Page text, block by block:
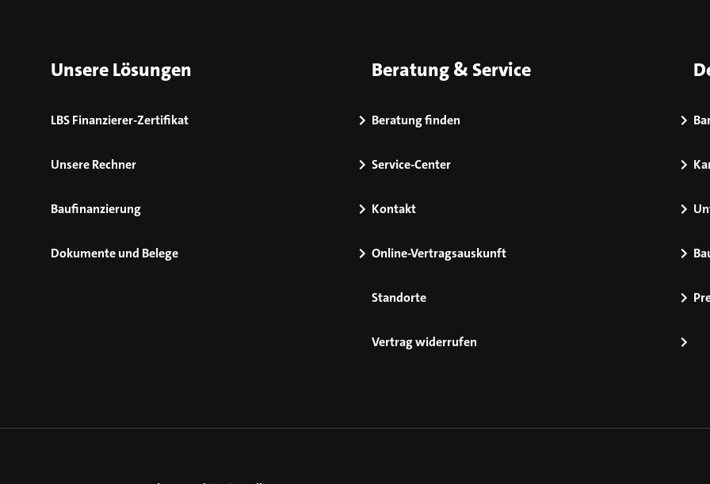
Unsere Lösungen
LBS Finanzierer-Zertifikat
Unsere Rechner
Baufinanzierung
Dokumente und Belege
Beratung & Service
Beratung finden
Service-Center
Kontakt
Online-Vertragsauskunft
Standorte
Vertrag widerrufen